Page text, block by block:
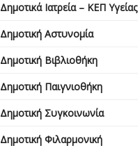
Δημοτικά Ιατρεία – ΚΕΠ Υγείας
Δημοτική Αστυνομία
Δημοτική Βιβλιοθήκη
Δημοτική Παιγνιοθήκη
Δημοτική Συγκοινωνία
Δημοτική Φιλαρμονική